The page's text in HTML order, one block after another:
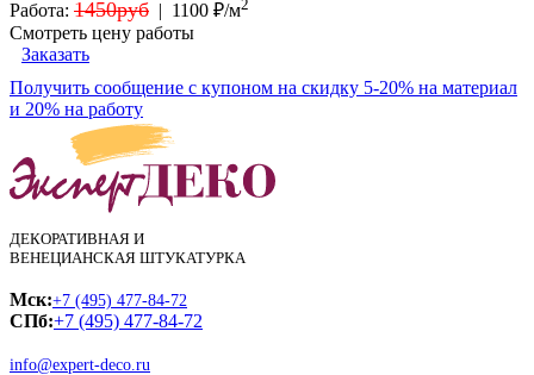
Работа: 1450руб | 1100 ₽/м2
Смотреть цену работы
Заказать
Получить сообщение с купоном на скидку 5-20% на материал
и 20% на работу
ДЕКОРАТИВНАЯ И
ВЕНЕЦИАНСКАЯ ШТУКАТУРКА
Мск:+7 (495) 477-84-72
СПб:+7 (495) 477-84-72
info@expert-deco.ru